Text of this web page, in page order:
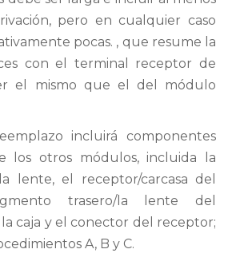
pero en cualquier caso
pocas. , que resume la
con el terminal receptor de
el mismo que el del módulo
incluirá componentes
los otros módulos, incluida la
lente, el receptor/carcasa del
trasero/la lente del
caja y el conector del receptor;
A, B y C.